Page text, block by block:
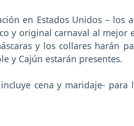
en Estados Unidos – los
y original carnaval al mejor
y los collares harán
y Cajún estarán presentes.
cena y maridaje- para